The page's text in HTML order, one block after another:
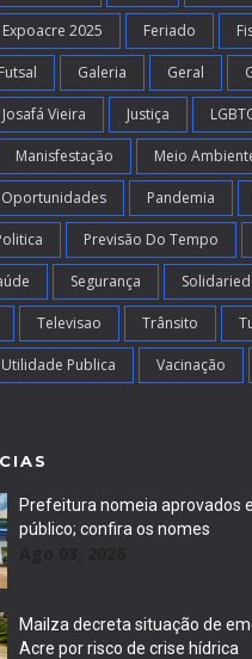
Expoacre 2025 Feriado
Futsal Galeria Geral
Josafá Vieira Justiça
Manisfestação Meio
Oportunidades Pandemia
Previsão Do Tempo
Segurança
Televisao Trânsito
Utilidade Publica Vacinação
Prefeitura nomeia aprovados
público; confira os nomes
Mailza decreta situação de
Acre por risco de crise hídrica